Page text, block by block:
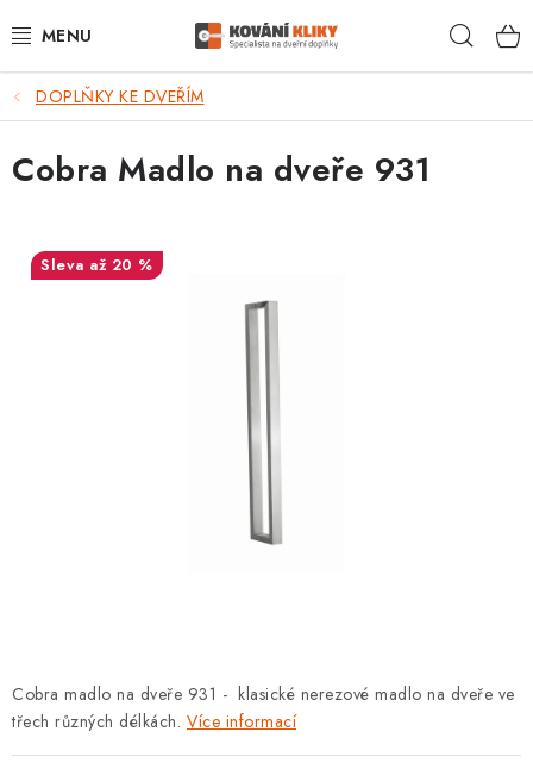
na
VÝPRODEJ - TOP AKCE
BLOG
VRÁCENÍ ZBOŽÍ
KOVÁNÍ A KLIKY
DOPLŇKY KE DVEŘÍM
Cobra madlo na dveře 931 - klasické nerezové madlo na dveře ve
třech různých délkách. Více informací
Cobra Madlo na dveře 931
až 20 %